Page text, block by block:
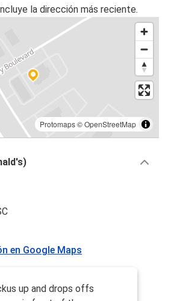
la dirección más reciente.
Protomaps©OpenStreetMap
en Google Maps
up and drops offs